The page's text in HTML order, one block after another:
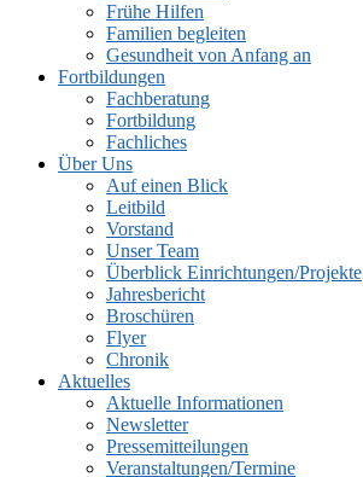
Frühe Hilfen
Familien begleiten
Gesundheit von Anfang an
Fortbildungen
Fachberatung
Fortbildung
Fachliches
Über Uns
Auf einen Blick
Leitbild
Vorstand
Unser Team
Überblick Einrichtungen/Projekte
Jahresbericht
Broschüren
Flyer
Chronik
Aktuelles
Aktuelle Informationen
Newsletter
Pressemitteilungen
Veranstaltungen/Termine